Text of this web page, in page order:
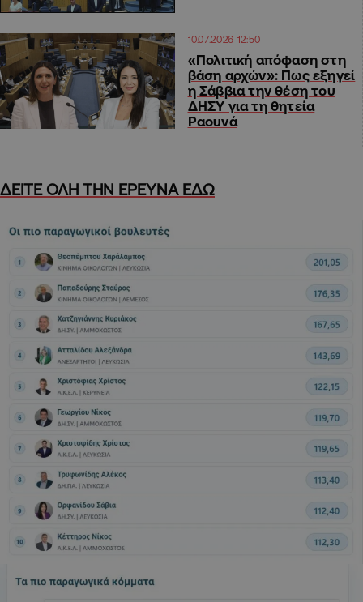
10.07.2026 12:50
«Πολιτική απόφαση στη
βάση αρχών»: Πως εξηγεί
η Σάββια την θέση του
ΔΗΣΥ για τη θητεία
Ραουνά
ΔΕΙΤΕ ΟΛΗ ΤΗΝ ΕΡΕΥΝΑ ΕΔΩ